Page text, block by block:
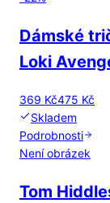
Dámské
Loki
369 Kč475 Kč
Skladem
Podrobnosti
Není obrázek
Tom